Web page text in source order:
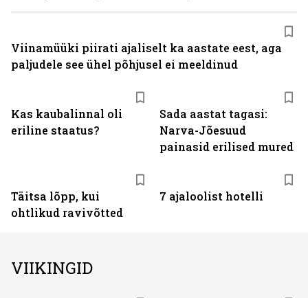
Kas kaubalinnal oli
eriline staatus?
Sada aastat tagasi:
Narva-Jõesuud
painasid erilised mured
Täitsa lõpp, kui
ohtlikud ravivõtted
7 ajaloolist hotelli
Viinamüüki piirati ajaliselt ka aastate eest, aga
paljudele see ühel põhjusel ei meeldinud
VIIKINGID